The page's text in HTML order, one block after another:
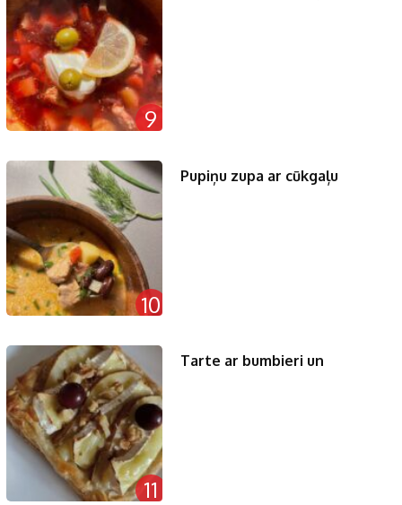
9
10
Pupiņu zupa ar cūkgaļu
11
Tarte ar bumbieri un